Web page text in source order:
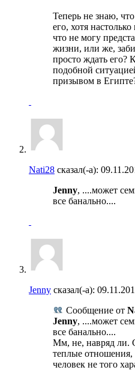
Теперь не знаю,
его, хотя
что не могу
жизни, или же,
просто ждать его?
подобной
призывом в
Nati28 сказал(-а):
Jenny, ....может
все банально....
Jenny сказал(-а):
Сообщение от
Jenny, ....может
все банально....
Мм, не, навряд ли.
теплые
человек не того